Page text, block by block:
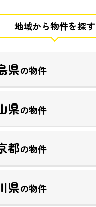
地域から物件を探す
県の物件
県の物件
都の物件
県の物件